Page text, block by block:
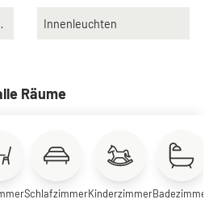
Innenleuchten
Räume
SchlafzimmerKinderzimmerBadezimmer